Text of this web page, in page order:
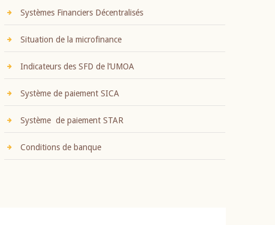
Systèmes Financiers Décentralisés
Situation de la microfinance
Indicateurs des SFD de l’UMOA
Système de paiement SICA
Système de paiement STAR
Conditions de banque